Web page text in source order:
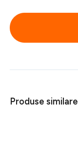
Produse similare